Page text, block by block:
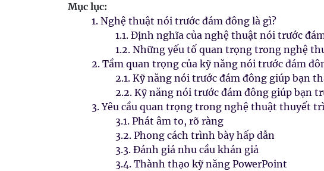
Mục lục:
1. Nghệ thuật nói trước đám đông là gì?
1.1. Định nghĩa của nghệ thuật nói trước
1.2. Những yếu tố quan trọng trong nghệ
2. Tầm quan trọng của kỹ năng nói trước đám
2.1. Kỹ năng nói trước đám đông giúp bạn
2.2. Kỹ năng nói trước đám đông giúp bạn
3. Yêu cầu quan trọng trong nghệ thuật thuyết
3.1. Phát âm to, rõ ràng
3.2. Phong cách trình bày hấp dẫn
3.3. Đánh giá nhu cầu khán giả
3.4. Thành thạo kỹ năng PowerPoint